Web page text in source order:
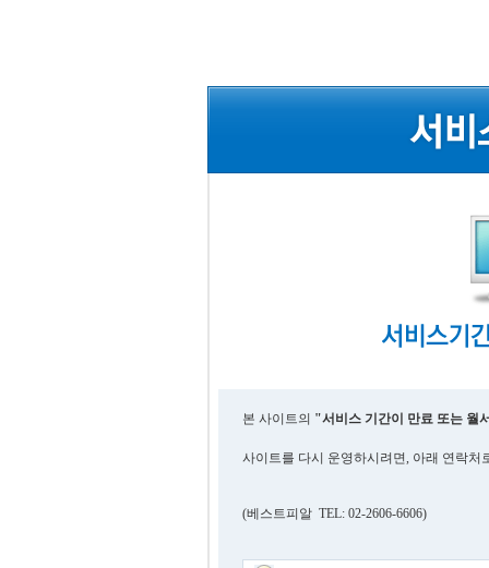
본 사이트의 "서비스 기간이 만료 또는 월
사이트를 다시 운영하시려면, 아래 연락처
(베스트피알 TEL: 02-2606-6606)